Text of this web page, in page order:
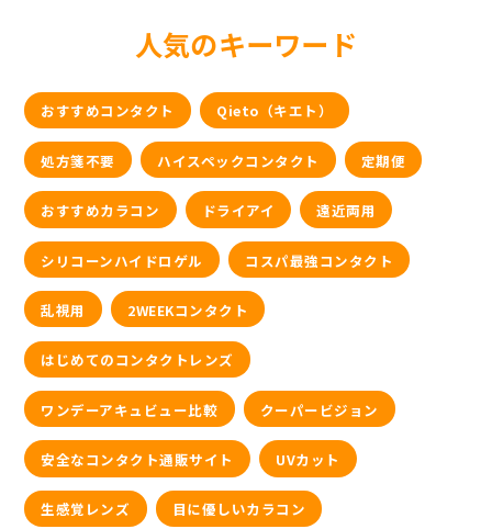
人気のキーワード
おすすめコンタクト Qieto（キエト）
処方箋不要 ハイスペックコンタクト 定期便
おすすめカラコン ドライアイ 遠近両用
シリコーンハイドロゲル コスパ最強コンタクト
乱視用 2WEEKコンタクト
はじめてのコンタクトレンズ
ワンデーアキュビュー比較 クーパービジョン
安全なコンタクト通販サイト UVカット
生感覚レンズ 目に優しいカラコン